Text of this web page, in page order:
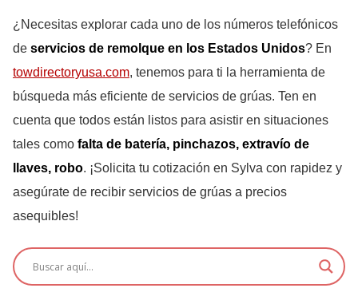
¿Necesitas explorar cada uno de los números telefónicos
de servicios de remolque en los Estados Unidos? En
towdirectoryusa.com, tenemos para ti la herramienta de
búsqueda más eficiente de servicios de grúas. Ten en
cuenta que todos están listos para asistir en situaciones
tales como falta de batería, pinchazos, extravío de
llaves, robo. ¡Solicita tu cotización en Sylva con rapidez y
asegúrate de recibir servicios de grúas a precios
asequibles!